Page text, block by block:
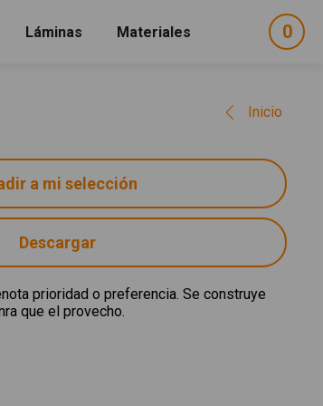
Láminas Materiales 0
Inicio
Descargar
prioridad o preferencia. Se construye
que el provecho.